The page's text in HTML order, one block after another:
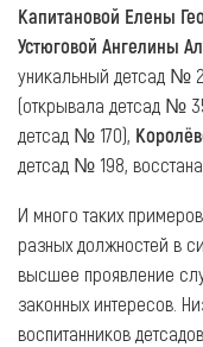
Капитановой Елены
Устюговой Ангелины
уникальный детсад №
(открывала детсад №
детсад № 170),
детсад № 198,
И много таких
разных должностей в
высшее проявление
законных интересов.
воспитанников